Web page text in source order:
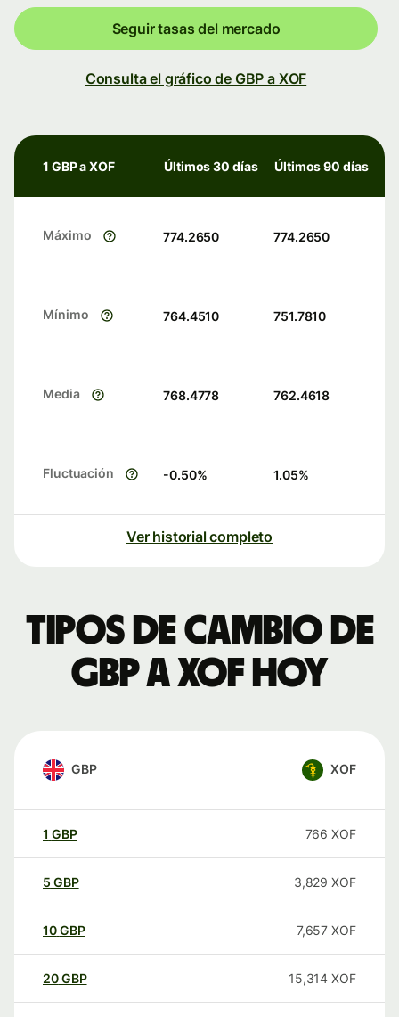
Seguir tasas del mercado
Consulta el gráfico de GBP a XOF
1 GBP a XOF Últimos 30 días Últimos 90 días
Máximo 774.2650 774.2650
Mínimo 764.4510 751.7810
Media 768.4778 762.4618
Fluctuación -0.50% 1.05%
Ver historial completo
Tipos de cambio de
GBP a XOF hoy
GBP XOF
1 GBP 766 XOF
5 GBP 3,829 XOF
10GBP 7,657 XOF
20GBP 15,314 XOF